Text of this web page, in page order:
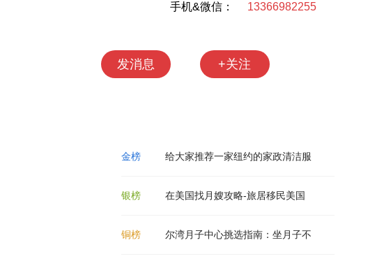
手机&微信： 13366982255
发消息 +关注
给大家推荐一家纽约的家政清洁服
在美国找月嫂攻略-旅居移民美国
尔湾月子中心挑选指南：坐月子不